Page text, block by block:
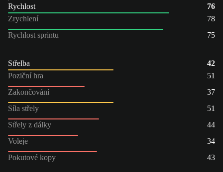
Rychlost
76
Zrychlení
78
Rychlost sprintu
75
Střelba
42
Poziční hra
51
Zakončování
37
Síla střely
51
Střely z dálky
44
Voleje
34
Pokutové kopy
43